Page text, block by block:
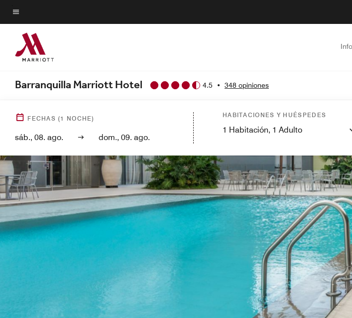
Skip
to
main
content
Texto del menú
Barranquilla Marriott Hotel 4.5 • 348 opiniones
FECHAS (1 NOCHE)
sáb., 08. ago. dom., 09. ago.
HABITACIONES Y HUÉSPEDES
1 Habitación, 1 Adulto